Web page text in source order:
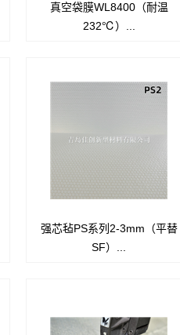
Wrightlon@8400是一种超过30年
被世界范围认可的高温尼龙真空袋
酚醛树脂固化.
真空袋膜WL8400（耐温
232℃）...
■良好的抗压性能
■作为低成本芯材的选择
■优异的随形型性能
强芯毡PS系列2-3mm（平替
SF）...